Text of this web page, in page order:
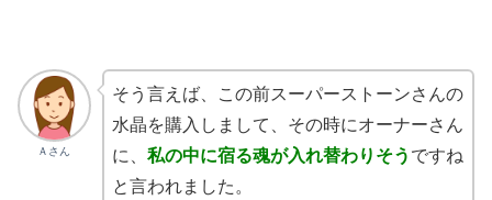
Ａさん
そう言えば、この前スーパーストーンさんの
水晶を購入しまして、その時にオーナーさん
に、 私の中に宿る魂が入れ替わりそう ですね
と言われました。